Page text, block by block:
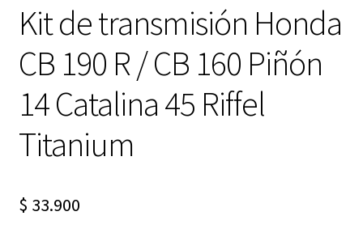
Kit de transmisión Honda
CB 190 R / CB 160 Piñón
14 Catalina 45 Riffel
Titanium
$ 33.900